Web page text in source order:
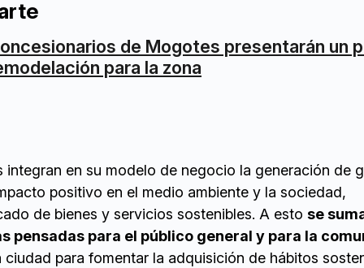
de Mogotes presentarán un
para la zona
integran en su modelo de negocio la generación de
positivo en el medio ambiente y la sociedad,
de bienes y servicios sostenibles. A esto se
pensadas para el público general y para la
para fomentar la adquisición de hábitos